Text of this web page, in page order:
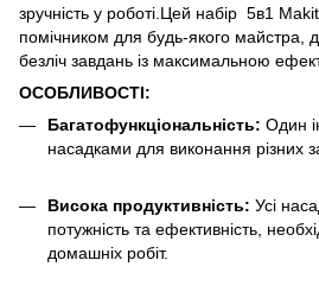
зручність у роботі.Цей набір 5в1
помічником для будь-якого майстра,
безліч завдань із максимальною
ОСОБЛИВОСТІ:
Багатофункціональність: Один
насадками для виконання різних
Висока продуктивність: Усі
потужність та ефективність,
домашніх робіт.